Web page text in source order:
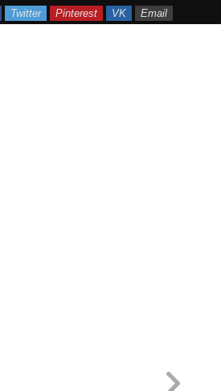
Twitter Pinterest VK Email